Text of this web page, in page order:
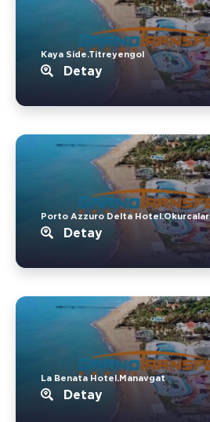
Kaya Side.Titreyengol
Detay
Porto Azzuro Delta Hotel.Okurcalar
Detay
La Benata Hotel.Manavgat
Detay